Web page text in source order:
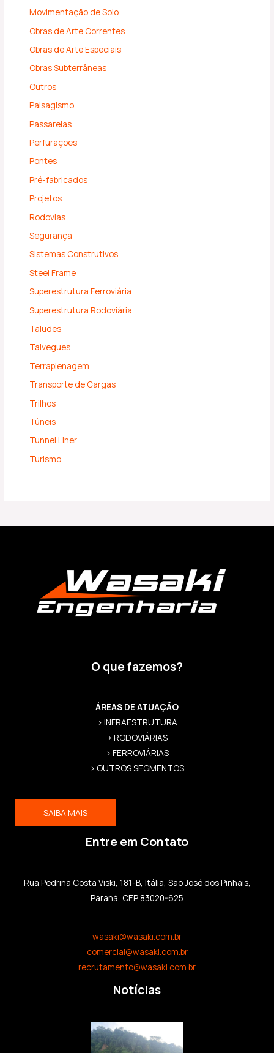
Movimentação de Solo
Obras de Arte Correntes
Obras de Arte Especiais
Obras Subterrâneas
Outros
Paisagismo
Passarelas
Perfurações
Pontes
Pré-fabricados
Projetos
Rodovias
Segurança
Sistemas Construtivos
Steel Frame
Superestrutura Ferroviária
Superestrutura Rodoviária
Taludes
Talvegues
Terraplenagem
Transporte de Cargas
Trilhos
Túneis
Tunnel Liner
Turismo
O que fazemos?
ÁREAS DE ATUAÇÃO
> INFRAESTRUTURA
> RODOVIÁRIAS
> FERROVIÁRIAS
> OUTROS SEGMENTOS
SAIBA MAIS
Entre em Contato
Rua Pedrina Costa Viski, 181-B, Itália, São José dos Pinhais,
Paraná, CEP 83020-625
wasaki@wasaki.com.br
comercial@wasaki.com.br
recrutamento@wasaki.com.br
Notícias